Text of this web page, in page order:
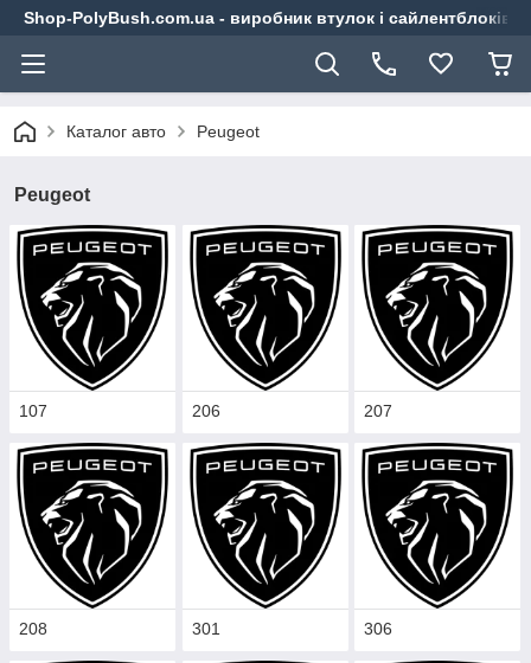
Shop-PolyBush.com.ua - виробник втулок і сайлентблоків
Каталог авто Peugeot
Peugeot
107 206 207
208 301 306